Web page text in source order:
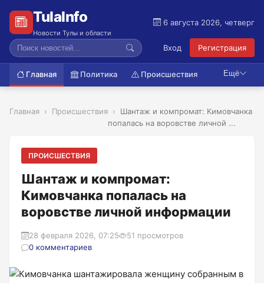
TulaInfo
Новости Тулы и области
6 августа 2026, четверг
Вход Регистрация
Главная Политика Происшествия Ещё
Главная Происшествия
Шантаж и компромат: Кимовчанка
попалась на воровстве личной ...
ПРОИСШЕСТВИЯ
Шантаж и компромат:
Кимовчанка попалась на
воровстве личной информации
28 февраля 2026, 07:25
51 просмотров
0 комментариев